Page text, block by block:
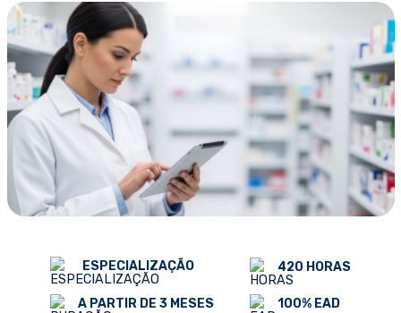
ESPECIALIZAÇÃO
A PARTIR DE 3 MESES
420 HORAS
100% EAD